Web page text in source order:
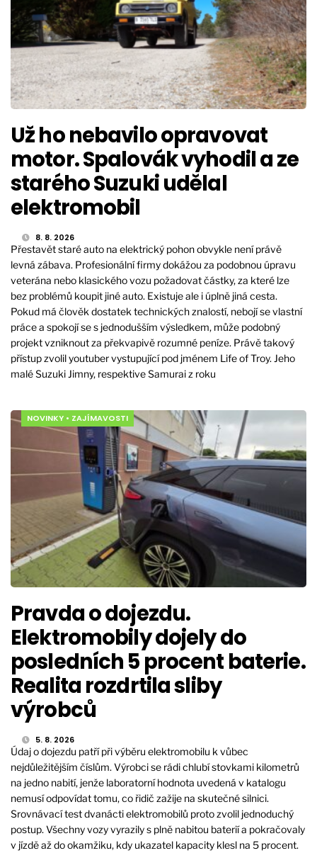
Už ho nebavilo opravovat
motor. Spalovák vyhodil a ze
starého Suzuki udělal
elektromobil
8. 8. 2026
Přestavět staré auto na elektrický pohon obvykle není právě
levná zábava. Profesionální firmy dokážou za podobnou úpravu
veterána nebo klasického vozu požadovat částky, za které lze
bez problémů koupit jiné auto. Existuje ale i úplně jiná cesta.
Pokud má člověk dostatek technických znalostí, nebojí se vlastní
práce a spokojí se s jednodušším výsledkem, může podobný
projekt vzniknout za překvapivě rozumné peníze. Právě takový
přístup zvolil youtuber vystupující pod jménem Life of Troy. Jeho
malé Suzuki Jimny, respektive Samurai z roku
NOVINKY • ZAJÍMAVOSTI
Pravda o dojezdu.
Elektromobily dojely do
posledních 5 procent baterie.
Realita rozdrtila sliby
výrobců
5. 8. 2026
Údaj o dojezdu patří při výběru elektromobilu k vůbec
nejdůležitějším číslům. Výrobci se rádi chlubí stovkami kilometrů
na jedno nabití, jenže laboratorní hodnota uvedená v katalogu
nemusí odpovídat tomu, co řidič zažije na skutečné silnici.
Srovnávací test dvanácti elektromobilů proto zvolil jednoduchý
postup. Všechny vozy vyrazily s plně nabitou baterií a pokračovaly
v jízdě až do okamžiku, kdy ukazatel kapacity klesl na 5 procent.